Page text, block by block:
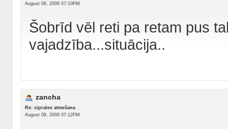
August 08, 2009 07:10PM
Šobrīd vēl reti pa retam pus
vajadzība...situācija..
zancha
Re: cipralex atmešana
August 08, 2009 07:12PM